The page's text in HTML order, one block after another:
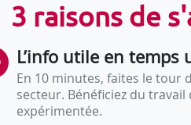
3 raisons de
L’info utile en temps
En 10 minutes, faites le tour
secteur. Bénéficiez du travail
expérimentée.